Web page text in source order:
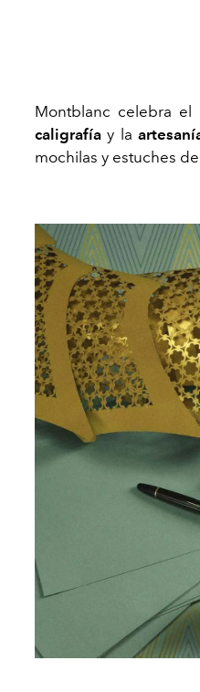
Montblanc celebra
caligrafía y la
mochilas y estuches